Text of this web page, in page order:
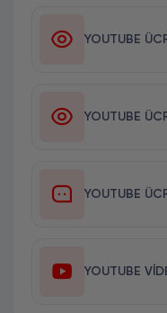
YOUTUBE
YOUTUBE
YOUTUBE
YOUTUBE